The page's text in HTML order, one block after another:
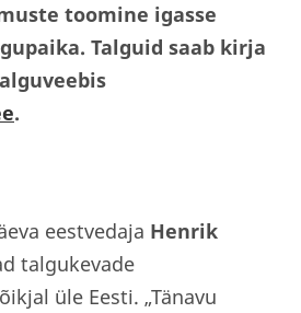
toomine igasse
Talguid saab kirja
.
eestvedaja Henrik
talgukevade
üle Eesti. „Tänavu